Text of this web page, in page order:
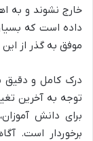
خارج نشوند و به
داده است که
موفق به گذر از
درک کامل و دقیق
برای دانش
برخوردار است.